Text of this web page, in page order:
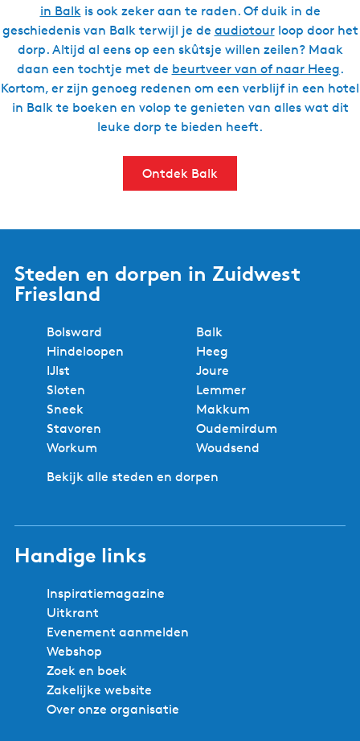
in Balkis ook zeker aan te raden. Of duik in de
geschiedenis van Balk terwijl je de audiotourloop door het
dorp. Altijd al eens op een skûtsje willen zeilen? Maak
daan een tochtje met de beurtveer van of naar Heeg.
Kortom, er zijn genoeg redenen om een verblijf in een hotel
in Balk te boeken en volop te genieten van alles wat dit
leuke dorp te bieden heeft.
Ontdek Balk
Steden en dorpen in Zuidwest
Friesland
Bolsward
Balk
Hindeloopen
Heeg
IJlst
Joure
Sloten
Lemmer
Sneek
Makkum
Stavoren
Oudemirdum
Workum
Woudsend
Bekijk alle steden en dorpen
Handige links
Inspiratiemagazine
Uitkrant
Evenement aanmelden
Webshop
Zoek en boek
Zakelijke website
Over onze organisatie